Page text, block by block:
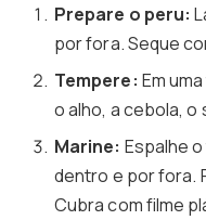
Prepare o peru:
por fora. Seque
Tempere: Em
o alho, a cebola, o
Marine: Espalhe
dentro e por fora.
Cubra com filme